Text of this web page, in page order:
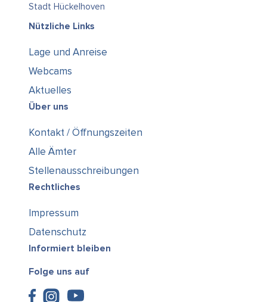
Stadt Hückelhoven
Nützliche Links
Lage und Anreise
Webcams
Aktuelles
Über uns
Kontakt / Öffnungszeiten
Alle Ämter
Stellenausschreibungen
Rechtliches
Impressum
Datenschutz
Informiert bleiben
Folge uns auf